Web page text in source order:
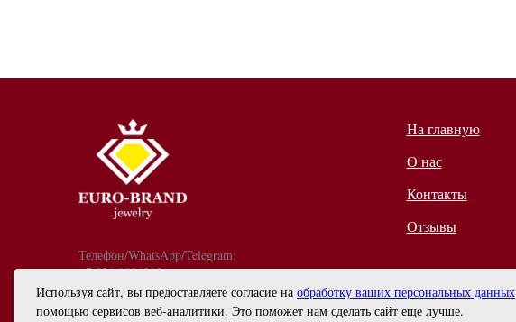
Используя сайт, вы предоставляете согласие на обработку ваших персональных данных
помощью сервисов веб-аналитики. Это поможет нам сделать сайт еще лучше.
Телефон/WhatsApp/Telegram:
+7 921 9081213
График работы: с 10:00 до 18:00
info@euro-brand.ru
На главную
О нас
Контакты
Отзывы